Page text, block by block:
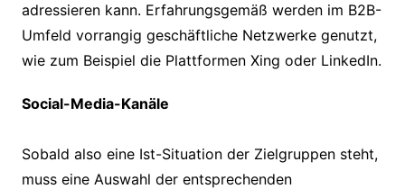
adressieren kann. Erfahrungsgemäß werden im B2B-
Umfeld vorrangig geschäftliche Netzwerke genutzt,
wie zum Beispiel die Plattformen Xing oder LinkedIn.
Social-Media-Kanäle
Sobald also eine Ist-Situation der Zielgruppen steht,
muss eine Auswahl der entsprechenden